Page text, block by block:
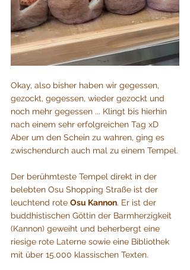
Okay, also bisher haben wir gegessen,
gezockt, gegessen, wieder gezockt und
noch mehr gegessen ... Klingt bis hierhin
nach einem sehr erfolgreichen Tag xD
Aber um den Schein zu wahren, ging es
zwischendurch auch mal zu einem Tempel.
Der berühmteste Tempel direkt in der
belebten Osu Shopping Straße ist der
leuchtend rote Osu Kannon. Er ist der
buddhistischen Göttin der Barmherzigkeit
(Kannon) geweiht und beherbergt eine
riesige rote Laterne sowie eine Bibliothek
mit über 15.000 klassischen Texten.